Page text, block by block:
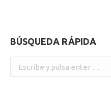
BÚSQUEDA RÁPIDA